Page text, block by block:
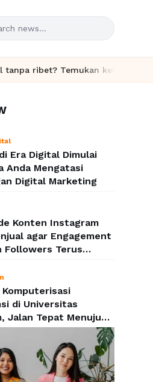
ribet? Temukan kelas seru dan
Era Digital Dimulai
Anda Mengatasi
Digital Marketing
Konten Instagram
agar Engagement
Followers Terus
di Universitas
Jalan Tepat Menuju
Dicari Perusahaan